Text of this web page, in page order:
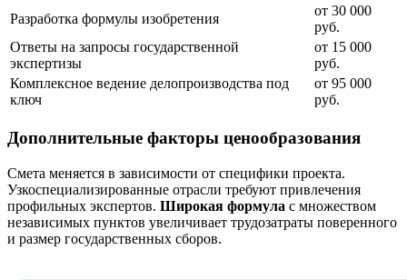
Разработка формулы изобретения
от 30 000
руб.
Ответы на запросы государственной
экспертизы
от 15 000
руб.
Комплексное ведение делопроизводства под
ключ
от 95 000
руб.
Дополнительные факторы ценообразования
Смета меняется в зависимости от специфики проекта.
Узкоспециализированные отрасли требуют привлечения
профильных экспертов. Широкая формула с множеством
независимых пунктов увеличивает трудозатраты поверенного
и размер государственных сборов.